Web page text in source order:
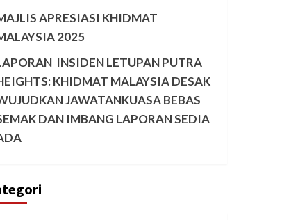
APRESIASI KHIDMAT
2025
INSIDEN LETUPAN PUTRA
KHIDMAT MALAYSIA DESAK
JAWATANKUASA BEBAS
DAN IMBANG LAPORAN SEDIA